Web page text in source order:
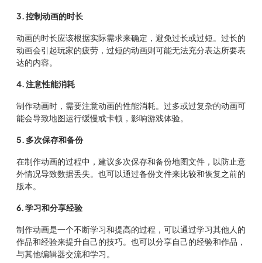
3. 控制动画的时长
动画的时长应该根据实际需求来确定，避免过长或过短。过长的
动画会引起玩家的疲劳，过短的动画则可能无法充分表达所要表
达的内容。
4. 注意性能消耗
制作动画时，需要注意动画的性能消耗。过多或过复杂的动画可
能会导致地图运行缓慢或卡顿，影响游戏体验。
5. 多次保存和备份
在制作动画的过程中，建议多次保存和备份地图文件，以防止意
外情况导致数据丢失。也可以通过备份文件来比较和恢复之前的
版本。
6. 学习和分享经验
制作动画是一个不断学习和提高的过程，可以通过学习其他人的
作品和经验来提升自己的技巧。也可以分享自己的经验和作品，
与其他编辑器交流和学习。